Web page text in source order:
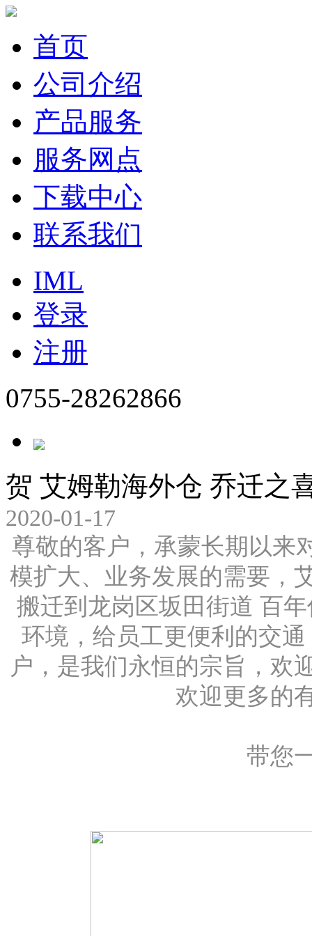
首页
公司介绍
产品服务
服务网点
下载中心
联系我们
IML
登录
注册
0755-28262866
贺 艾姆勒海外仓 乔迁之
2020-01-17
尊敬的客户，承蒙长期以来
模扩大、业务发展的需要，
搬迁到龙岗区坂田街道 百
环境，给员工更便利的交
户，是我们永恒的宗旨，欢
欢迎更多的
带您